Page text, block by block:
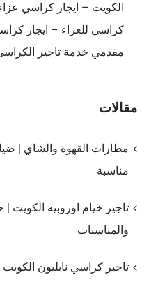
الكويت – ايجار كراسي
كراسي للعزاء – ايجار
مقدمي خدمة تاجير
مقالات
مطارات القهوة والشاي |
مناسبة
تاجير خيام اوروبيه الكويت |
والمناسبات
تاجير كراسي نابليون